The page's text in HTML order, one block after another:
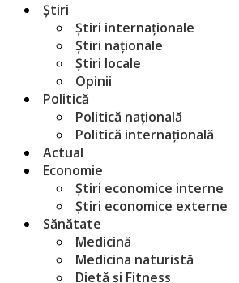
Știri
Știri internaționale
Știri naționale
Știri locale
Opinii
Politică
Politică națională
Politică internațională
Actual
Economie
Știri economice interne
Știri economice externe
Sănătate
Medicină
Medicina naturistă
Dietă și Fitness